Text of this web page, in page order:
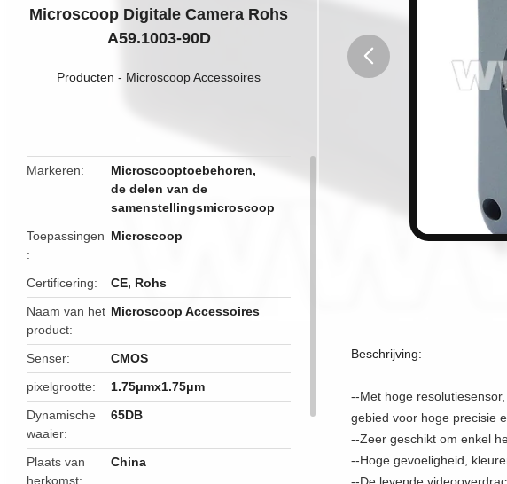
Microscoop Digitale Camera Rohs
A59.1003-90D
Producten - Microscoop Accessoires
Markeren Microscooptoebehoren,
de delen van de
samenstellingsmicroscoop
Toepassingen Microscoop
Certificering
CE, Rohs
Naam van het
product
Microscoop Accessoires
Senser
CMOS
pixelgrootte
1.75μmx1.75μm
Dynamische
waaier
65DB
Plaats van
herkomst
China
Beschrijving:
--Met hoge
gebied voor hoge precisie
--Zeer geschikt om enkel
--Hoge gevoeligheid,